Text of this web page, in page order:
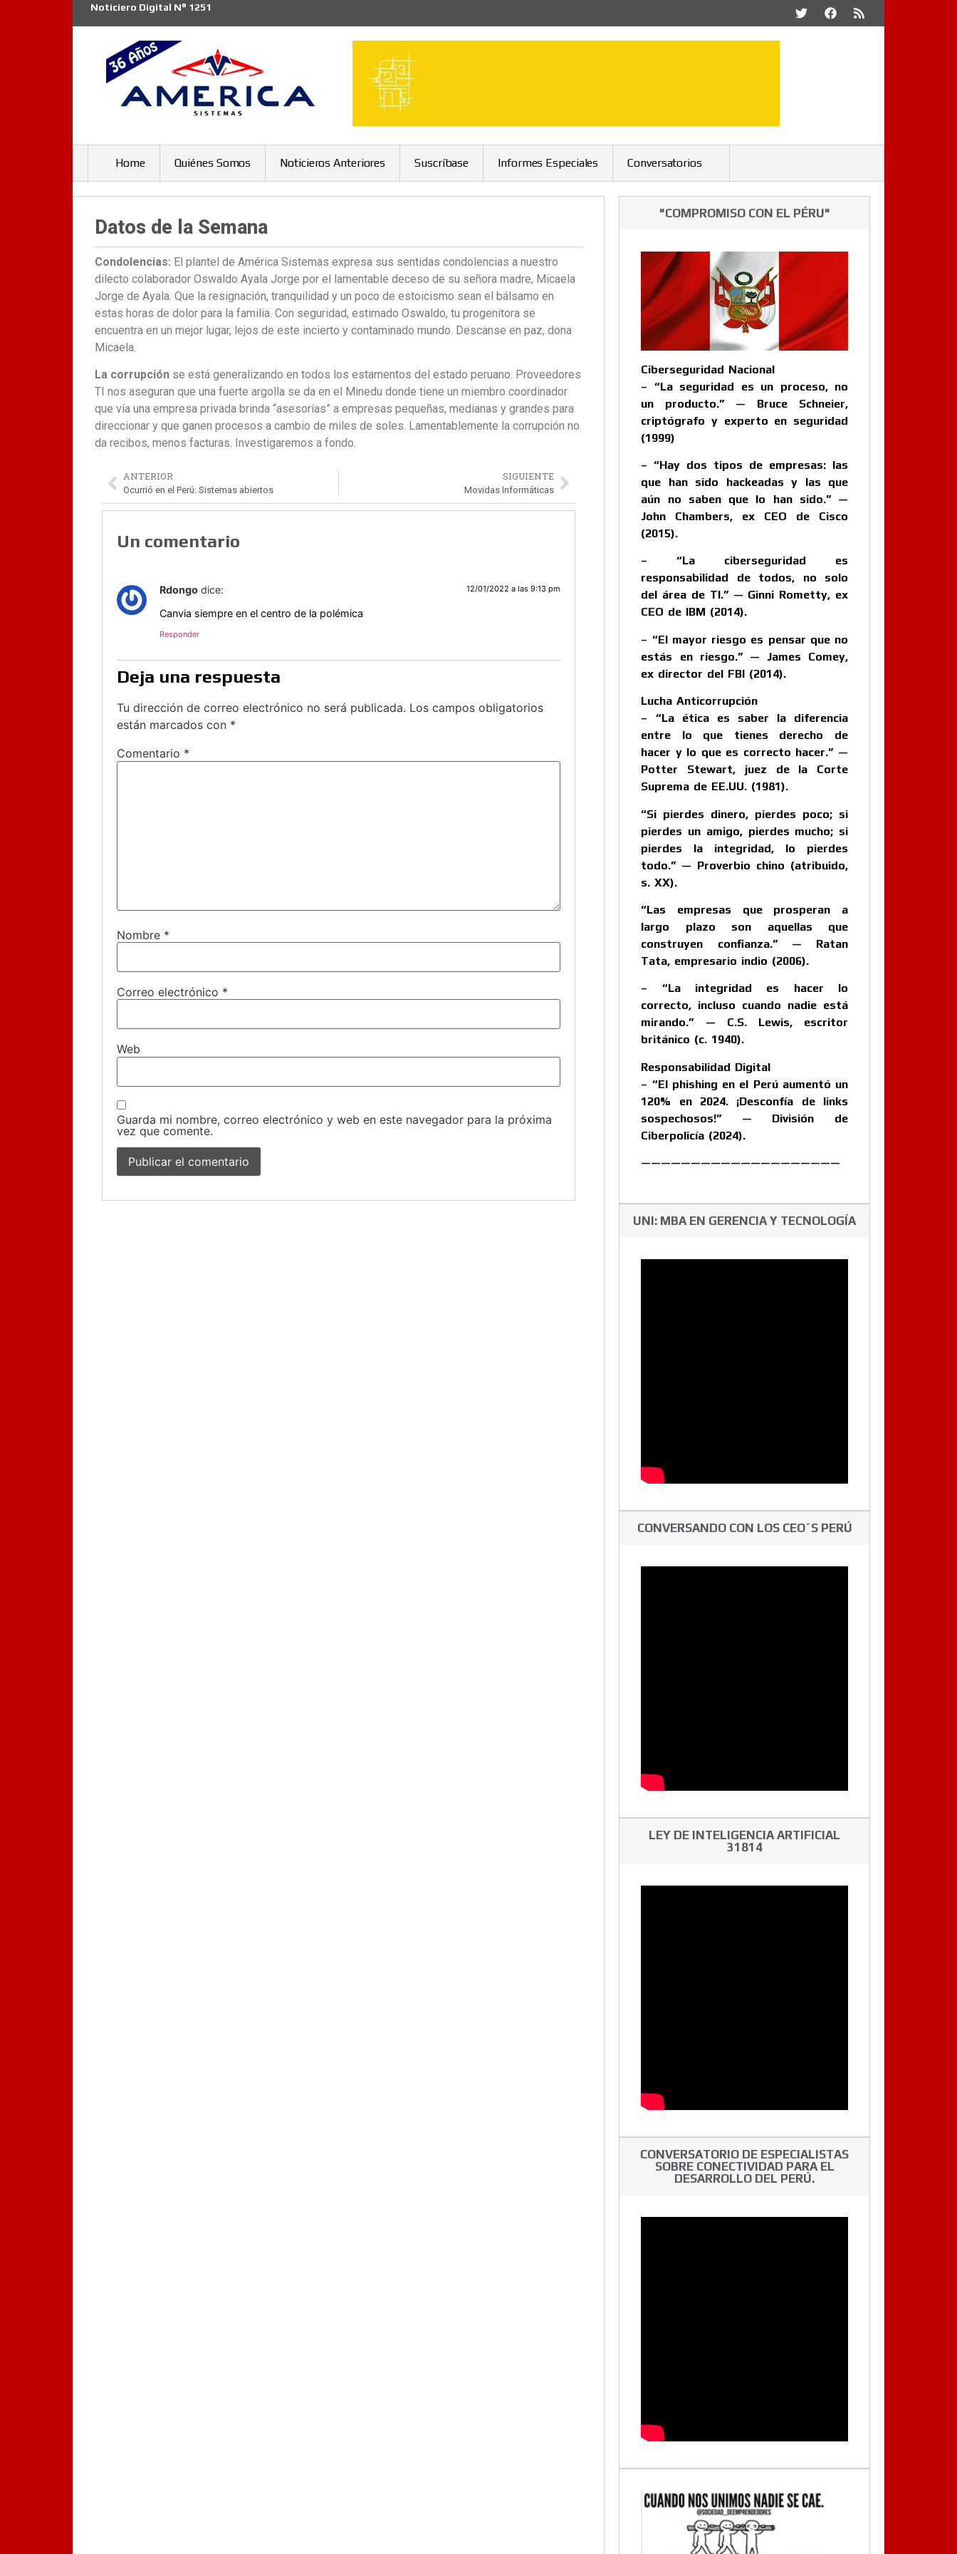
Noticiero Digital N° 1251
Home Quiénes Somos Noticieros Anteriores Suscríbase Informes Especiales Conversatorios
Datos de la Semana
Condolencias: El plantel de América Sistemas expresa sus sentidas condolencias a nuestro
dilecto colaborador Oswaldo Ayala Jorge por el lamentable deceso de su señora madre, Micaela
Jorge de Ayala. Que la resignación, tranquilidad y un poco de estoicismo sean el bálsamo en
estas horas de dolor para la familia. Con seguridad, estimado Oswaldo, tu progenitora se
encuentra en un mejor lugar, lejos de este incierto y contaminado mundo. Descanse en paz, dona
Micaela.
La corrupción se está generalizando en todos los estamentos del estado peruano. Proveedores
TI nos aseguran que una fuerte argolla se da en el Minedu donde tiene un miembro coordinador
que vía una empresa privada brinda “asesorías” a empresas pequeñas, medianas y grandes para
direccionar y que ganen procesos a cambio de miles de soles. Lamentablemente la corrupción no
da recibos, menos facturas. Investigaremos a fondo.
ANTERIOR
Ocurrió en el Perú: Sistemas abiertos
SIGUIENTE
Movidas Informáticas
Un comentario
Rdongo dice: 12/01/2022 a las 9:13 pm
Canvia siempre en el centro de la polémica
Responder
Deja una respuesta
Tu dirección de correo electrónico no será publicada. Los campos obligatorios
están marcados con *
Comentario *
Nombre *
Correo electrónico *
Web
Guarda mi nombre, correo electrónico y web en este navegador para la próxima
vez que comente.
"COMPROMISO CON EL PÉRU"
Ciberseguridad Nacional
– “La seguridad es un proceso, no
un producto.” — Bruce Schneier,
criptógrafo y experto en seguridad
(1999)
– “Hay dos tipos de empresas: las
que han sido hackeadas y las que
aún no saben que lo han sido.” —
John Chambers, ex CEO de Cisco
(2015).
– “La ciberseguridad es
responsabilidad de todos, no solo
del área de TI.” — Ginni Rometty, ex
CEO de IBM (2014).
– “El mayor riesgo es pensar que no
estás en riesgo.” — James Comey,
ex director del FBI (2014).
Lucha Anticorrupción
– “La ética es saber la diferencia
entre lo que tienes derecho de
hacer y lo que es correcto hacer.” —
Potter Stewart, juez de la Corte
Suprema de EE.UU. (1981).
“Si pierdes dinero, pierdes poco; si
pierdes un amigo, pierdes mucho; si
pierdes la integridad, lo pierdes
todo.” — Proverbio chino (atribuido,
s. XX).
“Las empresas que prosperan a
largo plazo son aquellas que
construyen confianza.” — Ratan
Tata, empresario indio (2006).
– “La integridad es hacer lo
correcto, incluso cuando nadie está
mirando.” — C.S. Lewis, escritor
británico (c. 1940).
Responsabilidad Digital
– “El phishing en el Perú aumentó un
120% en 2024. ¡Desconfía de links
sospechosos!” — División de
Ciberpolicía (2024).
————————————————————
UNI: MBA EN GERENCIA Y TECNOLOGÍA
CONVERSANDO CON LOS CEO´S PERÚ
LEY DE INTELIGENCIA ARTIFICIAL
31814
CONVERSATORIO DE ESPECIALISTAS
SOBRE CONECTIVIDAD PARA EL
DESARROLLO DEL PERÚ.